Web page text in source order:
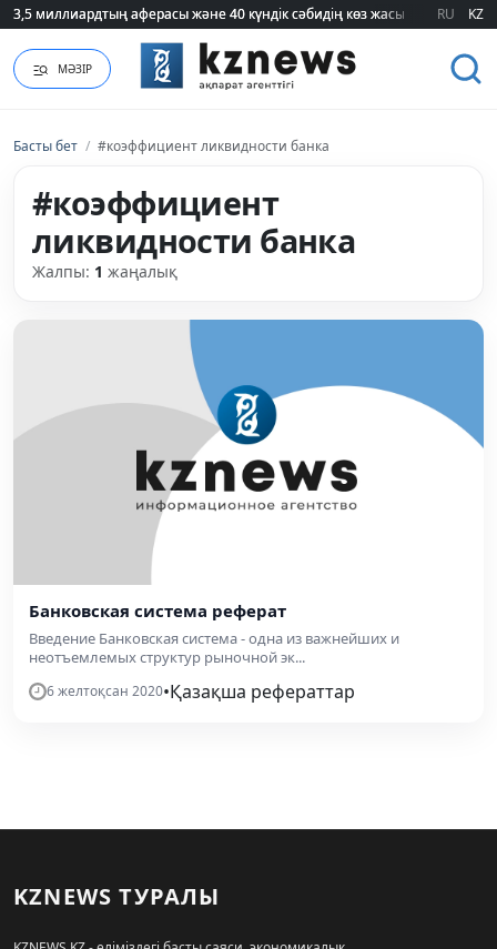
3,5 миллиардтың аферасы және 40 күндік сәбидің көз жасы:
3,5 миллиардтың аферасы және 40 күндік сәбидің көз жасы: RU KZ
МӘЗІР
Басты бет / #коэффициент ликвидности банка
#коэффициент
ликвидности банка
Жалпы: 1 жаңалық
Банковская система реферат
Введение Банковская система - одна из важнейших и
неотъемлемых структур рыночной эк...
6 желтоқсан 2020•Қазақша рефераттар
KZNEWS ТУРАЛЫ